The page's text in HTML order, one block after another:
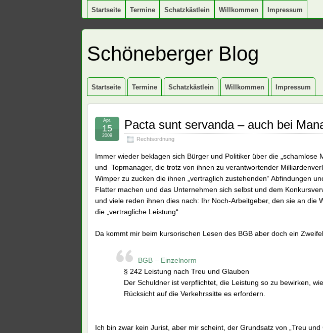
Startseite Termine Schatzkästlein Willkommen Impressum
Schöneberger Blog
Startseite Termine Schatzkästlein Willkommen Impressum
Pacta sunt servanda – auch bei
Rechtsordnung
Apr.
15
2009
Immer wieder beklagen sich Bürger und Politiker über die „schamlose
und Topmanager, die trotz von ihnen zu verantwortender
Wimper zu zucken die ihnen „vertraglich zustehenden“ Abfindungen
Flatter machen und das Unternehmen sich selbst und dem
und viele reden ihnen dies nach: Ihr Noch-Arbeitgeber, den sie an die
die „vertragliche Leistung“.
Da kommt mir beim kursorischen Lesen des BGB aber doch ein
BGB – Einzelnorm
§ 242 Leistung nach Treu und Glauben
Der Schuldner ist verpflichtet, die Leistung so zu bewirken,
Rücksicht auf die Verkehrssitte es erfordern.
Ich bin zwar kein Jurist, aber mir scheint, der Grundsatz von „Treu und